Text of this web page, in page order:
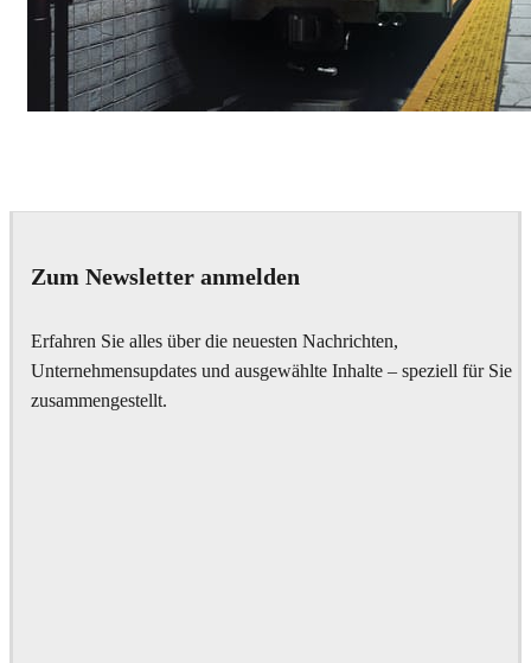
Zum Newsletter anmelden
Erfahren Sie alles über die neuesten Nachrichten,
Unternehmensupdates und ausgewählte Inhalte – speziell für Sie
zusammengestellt.